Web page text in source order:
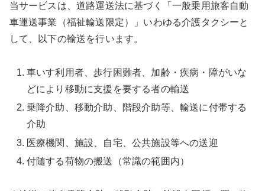
当サービスは、道路運送法に基づく「一般乗用旅客自動
車運送事業（福祉輸送限定）」いわゆる介護タクシーと
して、以下の輸送を行います。
車いす利用者、歩行困難者、加齢・疾病・障がいな
どにより移動に支援を要する者の輸送
乗降介助、移動介助、階段介助等、輸送に付帯する
介助
医療機関、施設、自宅、公共施設等への送迎
付随する荷物の搬送（常識の範囲内）